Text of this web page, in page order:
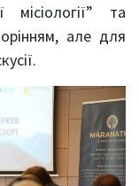
та
але для